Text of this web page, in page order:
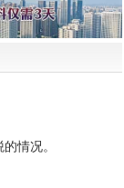
情况。